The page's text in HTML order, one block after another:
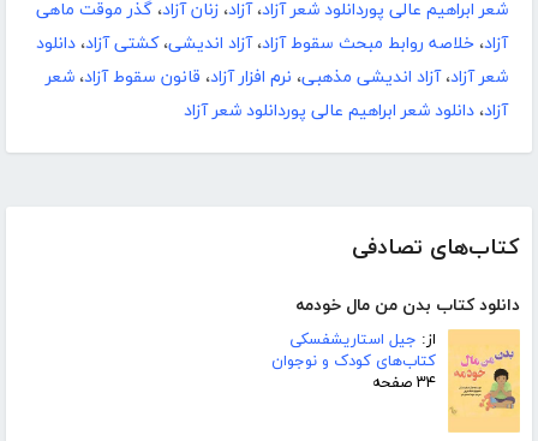
کتاب‌های تصادفی
دانلود کتاب بدن من مال خودمه
از: جیل استاریشفسکی
کتاب‌های کودک و نوجوان
۳۴ صفحه
شعر ابراهیم عالی پوردانلود شعر آزاد،آزاد، زنان آزاد، گذر موقت ماهی
آزاد، خلاصه روابط مبحث سقوط آزاد،آزاد اندیشی،کشتی آزاد، دانلود
شعر آزاد،آزاد اندیشی مذهبی، نرم افزار آزاد، قانون سقوط آزاد، شعر
آزاد، دانلود شعر ابراهیم عالی پوردانلود شعر آزاد